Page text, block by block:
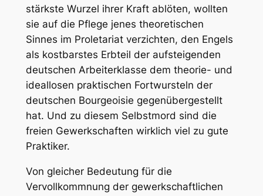
stärkste Wurzel ihrer Kraft ablöten, wollten
sie auf die Pflege jenes theoretischen
Sinnes im Proletariat verzichten, den Engels
als kostbarstes Erbteil der aufsteigenden
deutschen Arbeiterklasse dem theorie- und
ideallosen praktischen Fortwursteln der
deutschen Bourgeoisie gegenübergestellt
hat. Und zu diesem Selbstmord sind die
freien Gewerkschaften wirklich viel zu gute
Praktiker.
Von gleicher Bedeutung für die
Vervollkommnung der gewerkschaftlichen